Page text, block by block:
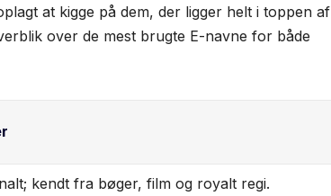
at kigge på dem, der ligger helt i toppen af
over de mest brugte E-navne for både
kendt fra bøger, film og royalt regi.